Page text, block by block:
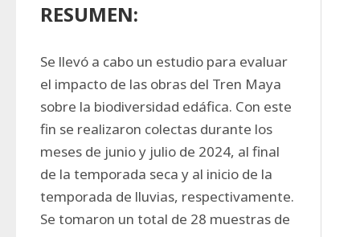
RESUMEN:
Se llevó a cabo un estudio para evaluar
el impacto de las obras del Tren Maya
sobre la biodiversidad edáfica. Con este
fin se realizaron colectas durante los
meses de junio y julio de 2024, al final
de la temporada seca y al inicio de la
temporada de lluvias, respectivamente.
Se tomaron un total de 28 muestras de